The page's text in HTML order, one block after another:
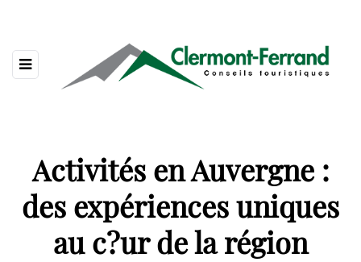
Activités en Auvergne :
des expériences uniques
au c?ur de la région